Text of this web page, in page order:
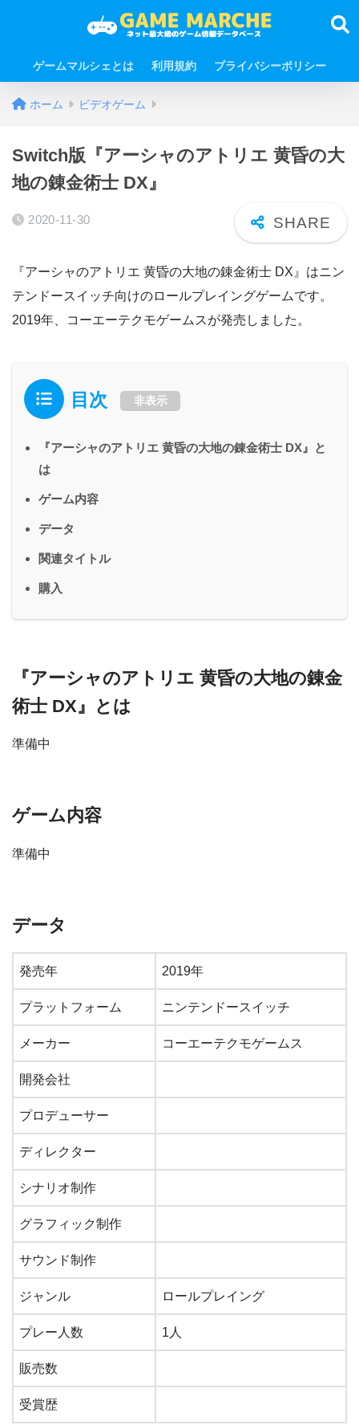
ゲームマルシェとは 利用規約 プライバシーポリシー
ホーム ビデオゲーム
Switch版『アーシャのアトリエ 黄昏の大
地の錬金術士 DX』
2020-11-30
『アーシャのアトリエ 黄昏の大地の錬金術士 DX』はニン
テンドースイッチ向けのロールプレイングゲームです。
2019年、コーエーテクモゲームスが発売しました。
目次 非表示
『アーシャのアトリエ 黄昏の大地の錬金術士 DX』と
は
ゲーム内容
データ
関連タイトル
購入
『アーシャのアトリエ 黄昏の大地の錬金
術士 DX』とは
準備中
ゲーム内容
準備中
データ
発売年 2019年
プラットフォーム ニンテンドースイッチ
メーカー コーエーテクモゲームス
開発会社
プロデューサー
ディレクター
シナリオ制作
グラフィック制作
サウンド制作
ジャンル ロールプレイング
プレー人数 1人
販売数
受賞歴